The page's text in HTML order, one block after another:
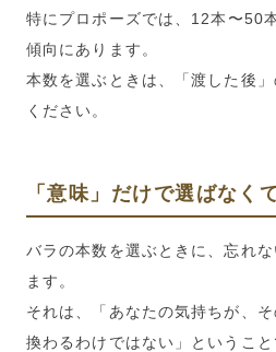
特にプロポーズでは、12本〜50
傾向にあります。
本数を選ぶときは、「渡した後
ください。
「意味」だけで選ばなく
バラの本数を選ぶときに、忘れ
ます。
それは、「あなたの気持ちが、
換わるわけではない」ということ